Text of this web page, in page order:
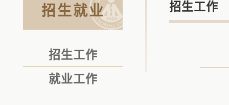
招生就业
招生工作
就业工作
招生工作